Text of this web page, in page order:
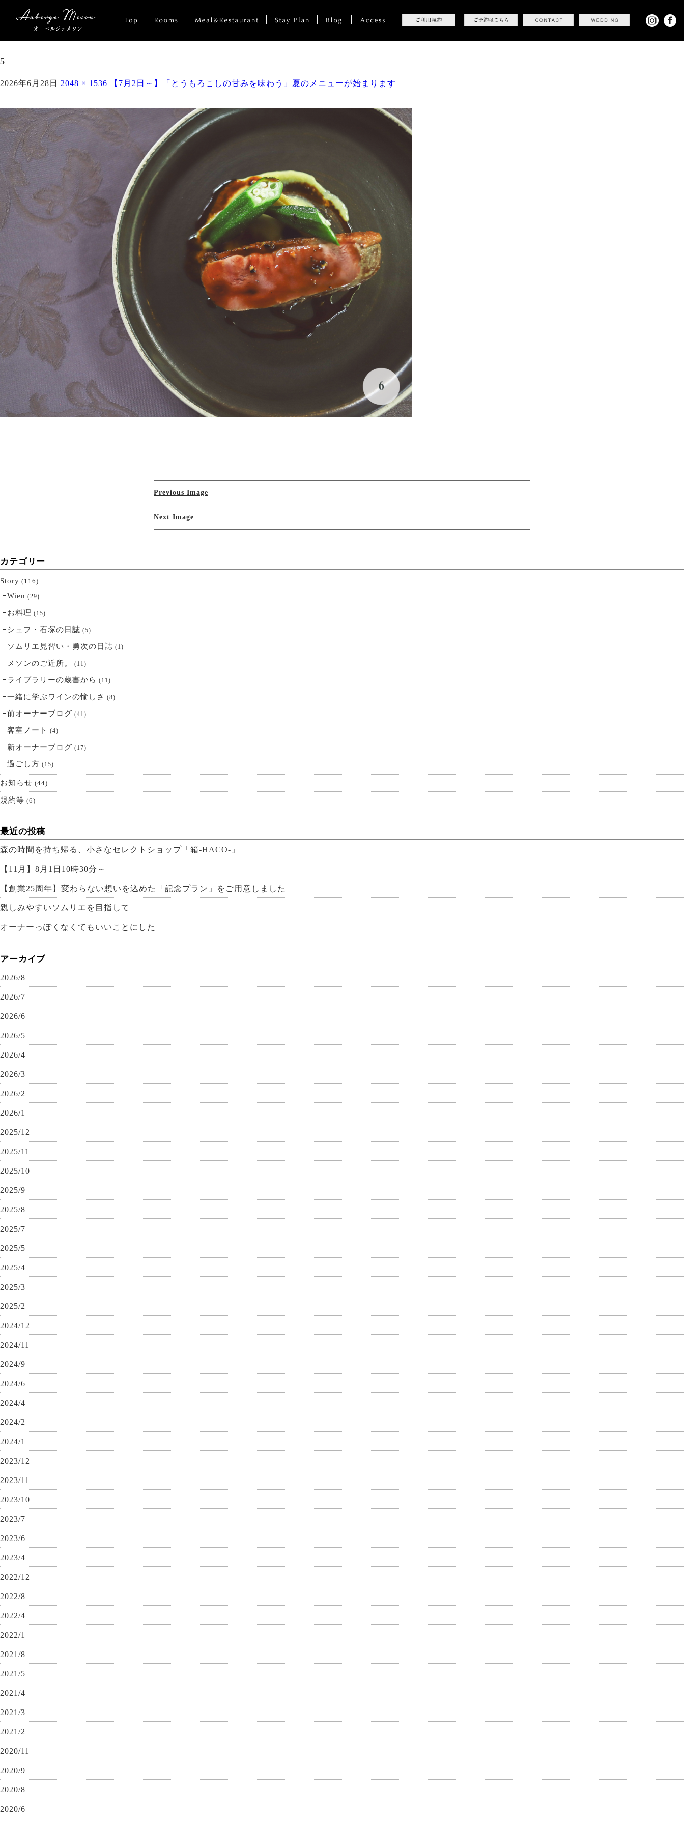
5
2026年6月28日 2048 × 1536 【7月2日～】「とうもろこしの甘みを味わう」夏のメニューが始まります
Previous Image
Next Image
カテゴリー
Story (116)
Wien (29)
お料理 (15)
シェフ・石塚の日誌 (5)
ソムリエ見習い・勇次の日誌 (1)
メソンのご近所。 (11)
ライブラリーの蔵書から (11)
一緒に学ぶワインの愉しさ (8)
前オーナーブログ (41)
客室ノート (4)
新オーナーブログ (17)
過ごし方 (15)
お知らせ (44)
規約等 (6)
最近の投稿
森の時間を持ち帰る、小さなセレクトショップ「箱-HACO-」
【11月】8月1日10時30分～
【創業25周年】変わらない想いを込めた「記念プラン」をご用意しました
親しみやすいソムリエを目指して
オーナーっぽくなくてもいいことにした
アーカイブ
2026/8
2026/7
2026/6
2026/5
2026/4
2026/3
2026/2
2026/1
2025/12
2025/11
2025/10
2025/9
2025/8
2025/7
2025/5
2025/4
2025/3
2025/2
2024/12
2024/11
2024/9
2024/6
2024/4
2024/2
2024/1
2023/12
2023/11
2023/10
2023/7
2023/6
2023/4
2022/12
2022/8
2022/4
2022/1
2021/8
2021/5
2021/4
2021/3
2021/2
2020/11
2020/9
2020/8
2020/6